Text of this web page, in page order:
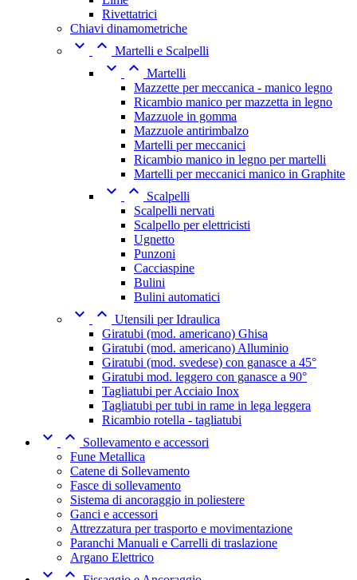
Rivettatrici
Chiavi dinamometriche
  Martelli e Scalpelli
  Martelli
Mazzette per meccanica - manico legno
Ricambio manico per mazzetta in legno
Mazzuole in gomma
Mazzuole antirimbalzo
Martelli per meccanici
Ricambio manico in legno per martelli
Martelli per meccanici manico in Graphite
 
Scalpelli
Scalpelli nervati
Scalpello per elettricisti
Ugnetto
Punzoni
Cacciaspine
Bulini
Bulini automatici
  Utensili per Idraulica
Giratubi (mod. americano) Ghisa
Giratubi (mod. americano) Alluminio
Giratubi (mod. svedese) con ganasce a 45°
Giratubi mod. leggero con ganasce a 90°
Tagliatubi per Acciaio Inox
Tagliatubi per tubi in rame in lega leggera
Ricambio rotella - tagliatubi
 
Sollevamento e accessori
Fune Metallica
Catene di Sollevamento
Fasce di sollevamento
Sistema di ancoraggio in poliestere
Ganci e accessori
Attrezzatura per trasporto e movimentazione
Paranchi Manuali e Carrelli di traslazione
Argano Elettrico
 